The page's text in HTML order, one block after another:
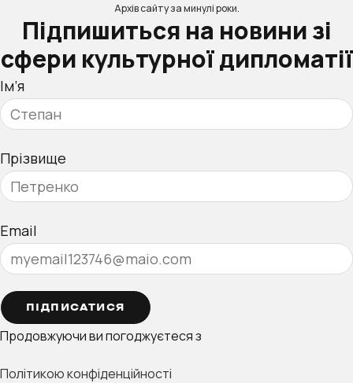
Архів сайту за минулі роки.
Підпишиться на новини зі
сфери культурної дипломатії
Ім’я
Прізвище
Email
ПІДПИСАТИСЯ
Продовжуючи ви погоджуєтеся з
Політикою конфіденційності